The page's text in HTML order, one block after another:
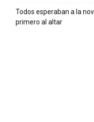
Todos esperaban a la
primero al altar